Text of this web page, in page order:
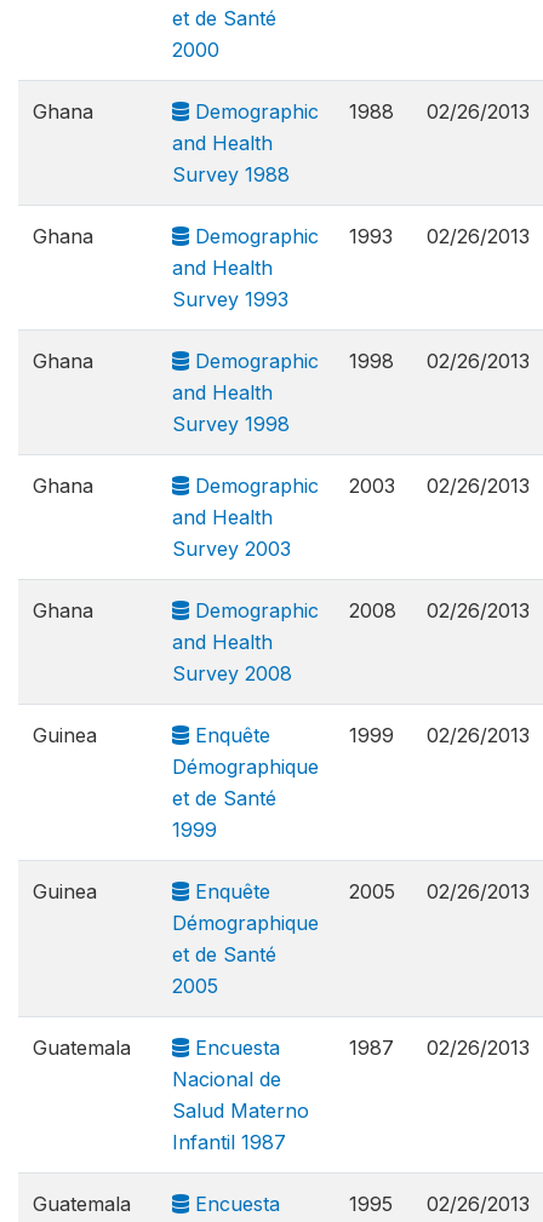
et de Santé
2000
Ghana
Demographic
and Health
Survey 1988
1988 02/26/2013
Ghana
Demographic
and Health
Survey 1993
1993 02/26/2013
Ghana
Demographic
and Health
Survey 1998
1998 02/26/2013
Ghana
Demographic
and Health
Survey 2003
2003 02/26/2013
Ghana
Demographic
and Health
Survey 2008
2008 02/26/2013
Guinea
Enquête
Démographique
et de Santé
1999
1999 02/26/2013
Guinea
Enquête
Démographique
et de Santé
2005
2005 02/26/2013
Guatemala
Encuesta
Nacional de
Salud Materno
Infantil 1987
1987 02/26/2013
Guatemala
Encuesta
1995 02/26/2013